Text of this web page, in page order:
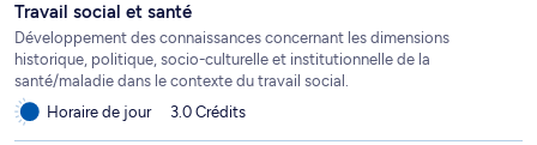
Travail social et santé
Développement des connaissances concernant les dimensions
historique, politique, socio-culturelle et institutionnelle de la
santé/maladie dans le contexte du travail social.
Horaire de jour
3.0 Crédits